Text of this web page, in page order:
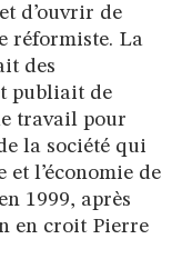
d’ouvrir de
réformiste. La
des
publiait de
travail pour
la société qui
l’économie de
1999, après
en croit Pierre